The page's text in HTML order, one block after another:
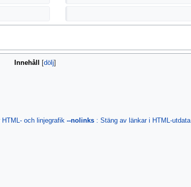
Innehåll
och linjegrafik --nolinks : Stäng av länkar i HTML-utdata